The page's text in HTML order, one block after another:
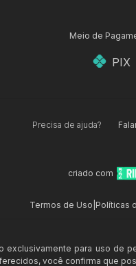
Meio de
PIX
Precisa de ajuda?
criado com
Termos de Uso Políticas
exclusivamente para uso de
você confirma que